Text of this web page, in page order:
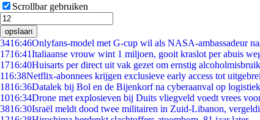
Scrollbar gebruiken
opslaan
3416:46Onlyfans-model met G-cup wil als NASA-ambassadeur
1716:41Italiaanse vrouw wint 1 miljoen, gooit kraslot per abuis
1716:40Huisarts per direct uit vak gezet om ernstig alcoholmisbruik
116:38Netflix-abonnees krijgen exclusieve early access tot
1816:36Datalek bij Bol en de Bijenkorf na cyberaanval op
1016:34Drone met explosieven bij Duits vliegveld voedt vrees
3816:30Israël meldt dood twee militairen in Zuid-Libanon,